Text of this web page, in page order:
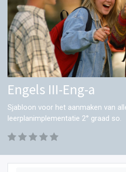
Engels III-Eng-a
Sjabloon voor het aanmaken van
leerplanimplementatie 2° graad so.